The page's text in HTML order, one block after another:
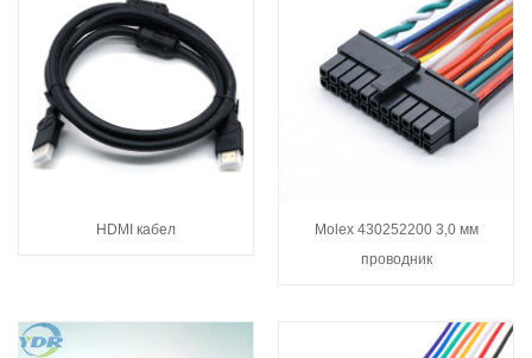
HDMI кабел
Molex 430252200 3,0 мм
проводник